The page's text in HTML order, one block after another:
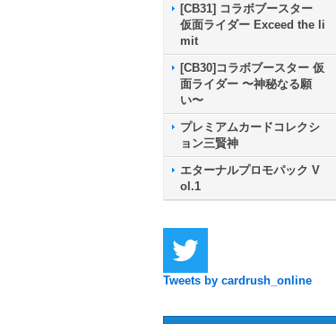
[CB31] コラボブースター
仮面ライダー Exceed the li
mit
[CB30]コラボブースター 仮
面ライダー 〜神秘なる願
い〜
プレミアムカードコレクシ
ョン三賢神
エターナルプロモパック V
ol.1
Tweets by cardrush_online